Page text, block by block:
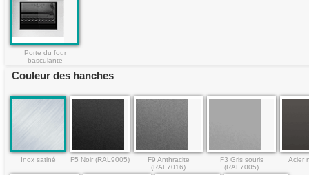
Porte du four
basculante
Couleur des hanches
Inox satiné F5 Noir (RAL9005)
F9 Anthracite
(RAL7016)
F3 Gris souris
(RAL7005)
Acier